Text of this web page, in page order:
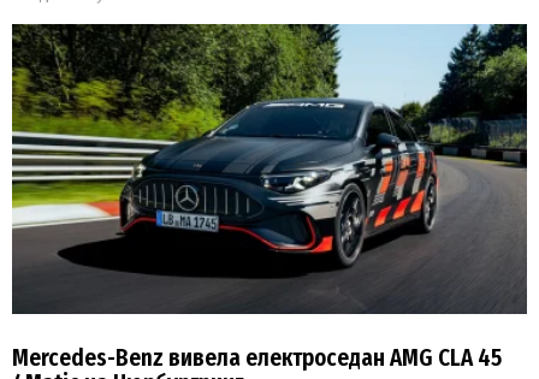
Mercedes-Benz вивела електроседан AMG CLA 45